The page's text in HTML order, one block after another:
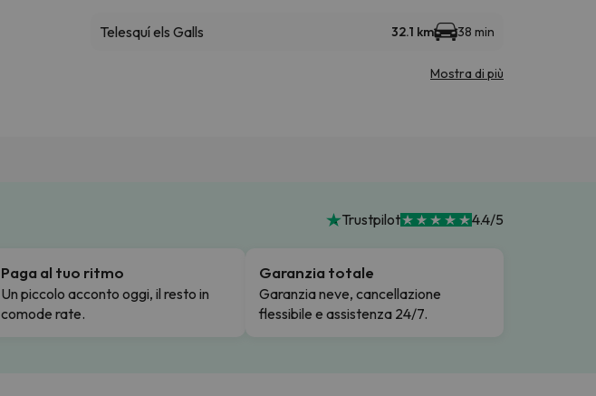
Telesquí els Galls 32.1 km 38 min
Mostra di più
Trustpilot 4.4/5
Paga al tuo ritmo
Un piccolo acconto oggi, il resto in
comode rate.
Garanzia totale
Garanzia neve, cancellazione
flessibile e assistenza 24/7.